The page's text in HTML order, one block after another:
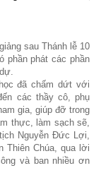
sau Thánh lễ 10
phần phát các phần
đã chấm dứt với
các thầy cô, phụ
gia, giúp đỡ trong
thực, làm sạch sẽ,
Nguyễn Đức Lợi,
Thiên Chúa, qua lời
và ban nhiều ơn